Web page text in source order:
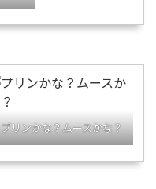
プリンかな？ムースかな？